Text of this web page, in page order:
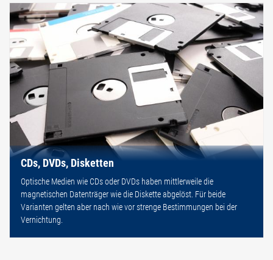
CDs, DVDs, Disketten
Optische Medien wie CDs oder DVDs haben mittlerweile die
magnetischen Datenträger wie die Diskette abgelöst. Für beide
Varianten gelten aber nach wie vor strenge Bestimmungen bei der
Vernichtung.